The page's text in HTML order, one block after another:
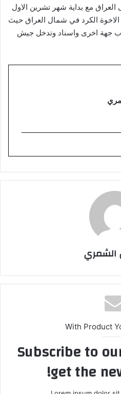
مع بداية شهر تشرين الاول
بين الاخوة الكرد في شمال العراق حيث
جهة اخرى واسناد وتدخل جيش
With Product
Subscribe to
get the